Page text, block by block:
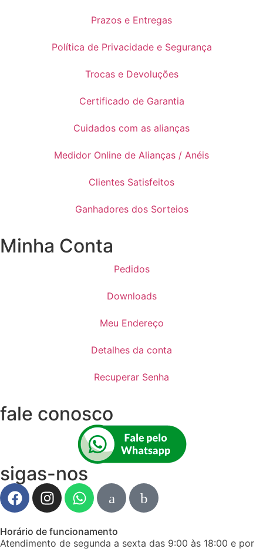
Prazos e Entregas
Política de Privacidade e Segurança
Trocas e Devoluções
Certificado de Garantia
Cuidados com as alianças
Medidor Online de Alianças / Anéis
Clientes Satisfeitos
Ganhadores dos Sorteios
Minha Conta
Pedidos
Downloads
Meu Endereço
Detalhes da conta
Recuperar Senha
fale conosco
sigas-nos
Horário de funcionamento
Atendimento de segunda a sexta das 9:00 às 18:00 e por